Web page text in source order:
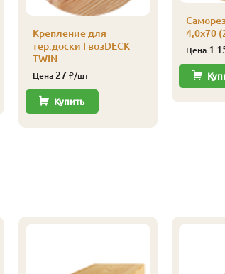
Крепление для
тер.доски ГвозDECK
TWIN
Цена 27 ₽/шт
Купить
4,0х70
Цена 1